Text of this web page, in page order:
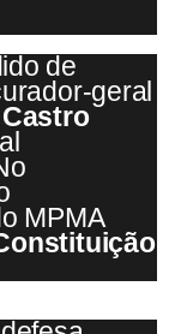
de
geral
MPMA